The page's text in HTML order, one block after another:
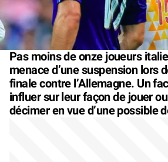
Pas moins de onze joueurs
menace d’une suspension lors
finale contre l’Allemagne. Un
influer sur leur façon de jouer
décimer en vue d’une possible